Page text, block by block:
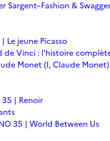
Sargent–Fashion &
Le jeune Picasso
de Vinci : l'histoire
Monet (I, Claude Monet)
| Renoir
35 | World Between Us